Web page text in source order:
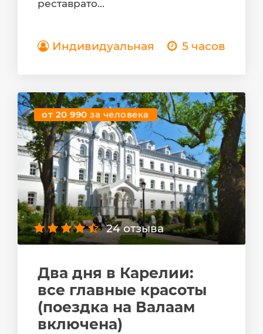
реставрато...
Индивидуальная 5 часов
от 20 990за человека
24 отзыва
Два дня в Карелии:
все главные красоты
(поездка на Валаам
включена)